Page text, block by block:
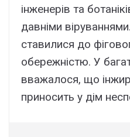
інженерів та
давніми
ставилися до
обережністю. У
вважалося, що
приносить у дім